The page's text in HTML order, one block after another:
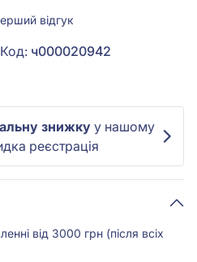
відгук
Код: ч000020942
знижку у нашому
реєстрація
від 3000 грн (після всіх